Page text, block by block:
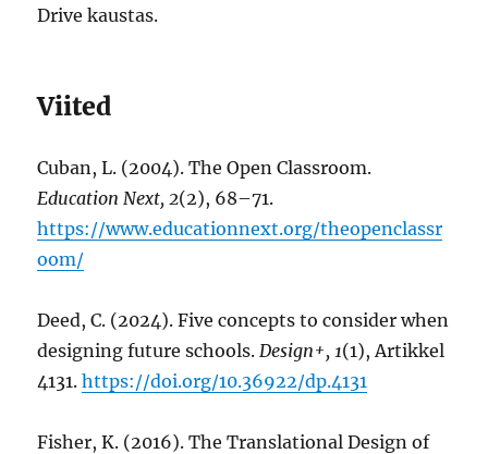
Drive kaustas.
Viited
Cuban, L. (2004). The Open Classroom.
Education Next, 2(2), 68–71.
https://www.educationnext.org/theopenclassr
oom/
Deed, C. (2024). Five concepts to consider when
designing future schools. Design+, 1(1), Artikkel
4131.https://doi.org/10.36922/dp.4131
Fisher, K. (2016). The Translational Design of